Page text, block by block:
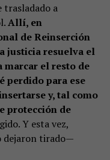
a
Allí, en
de Reinserción
justicia resuelva el
marcar el resto de
perdido para ese
y, tal como
protección de
Y esta vez,
dejaron tirado—